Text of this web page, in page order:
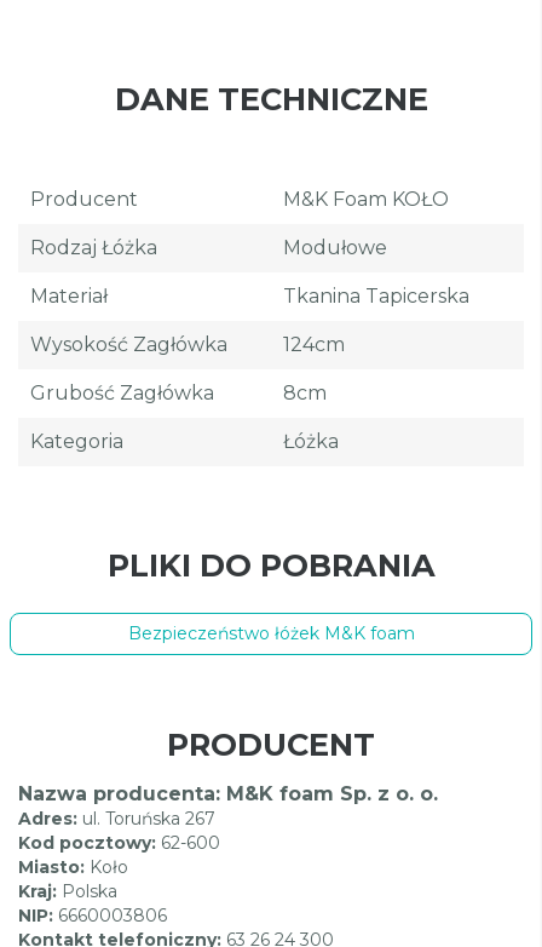
DANE TECHNICZNE
Producent M&K Foam KOŁO
Rodzaj Łóżka Modułowe
Materiał Tkanina Tapicerska
Wysokość Zagłówka 124cm
Grubość Zagłówka 8cm
Kategoria Łóżka
PLIKI DO POBRANIA
Bezpieczeństwo łóżek M&K foam
PRODUCENT
Nazwa producenta: M&K foam Sp. z o. o.
Adres: ul. Toruńska 267
Kod pocztowy: 62-600
Miasto: Koło
Kraj: Polska
NIP: 6660003806
Kontakt telefoniczny: 63 26 24 300